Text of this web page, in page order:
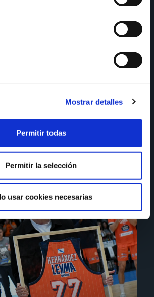
Mostrar detalles
Permitir todas
Permitir la selección
usar cookies necesarias
favor dos afectados polos
Venezuela